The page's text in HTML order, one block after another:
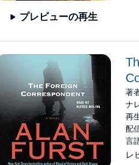
プレビューの再生
著
ナ
再
配
言
レ